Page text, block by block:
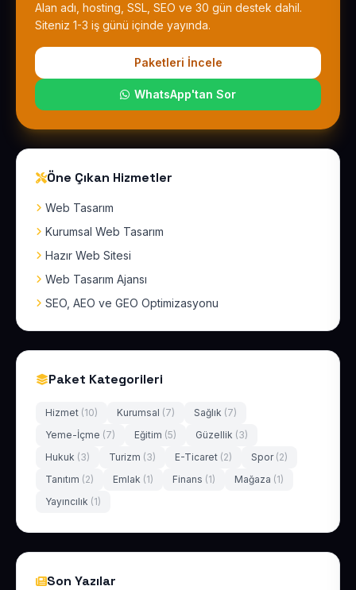
Alan adı, hosting, SSL, SEO ve 30 gün destek dahil.
Siteniz 1-3 iş günü içinde yayında.
Paketleri İncele
WhatsApp'tan Sor
Öne Çıkan Hizmetler
Web Tasarım
Kurumsal Web Tasarım
Hazır Web Sitesi
Web Tasarım Ajansı
SEO, AEO ve GEO Optimizasyonu
Paket Kategorileri
Hizmet (10) Kurumsal (7) Sağlık (7)
Yeme-İçme (7) Eğitim (5) Güzellik (3)
Hukuk (3) Turizm (3) E-Ticaret (2) Spor (2)
Tanıtım (2) Emlak (1) Finans (1) Mağaza (1)
Yayıncılık (1)
Son Yazılar